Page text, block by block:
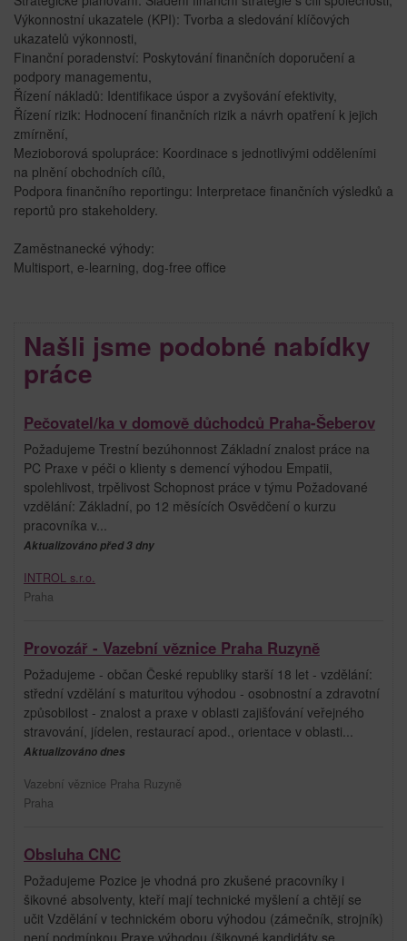
Výkonnostní ukazatele (KPI): Tvorba a sledování klíčových
ukazatelů výkonnosti,
Finanční poradenství: Poskytování finančních doporučení a
podpory managementu,
Řízení nákladů: Identifikace úspor a zvyšování efektivity,
Řízení rizik: Hodnocení finančních rizik a návrh opatření k jejich
zmírnění,
Mezioborová spolupráce: Koordinace s jednotlivými odděleními
na plnění obchodních cílů,
Podpora finančního reportingu: Interpretace finančních výsledků a
reportů pro stakeholdery.
Zaměstnanecké výhody:
Multisport, e-learning, dog-free office
Našli jsme podobné nabídky
práce
Pečovatel/ka v domově důchodců Praha-Šeberov
Požadujeme Trestní bezúhonnost Základní znalost práce na
PC Praxe v péči o klienty s demencí výhodou Empatii,
spolehlivost, trpělivost Schopnost práce v týmu Požadované
vzdělání: Základní, po 12 měsících Osvědčení o kurzu
pracovníka v...
Aktualizováno před 3 dny
INTROL s.r.o.
Praha
Provozář - Vazební věznice Praha Ruzyně
Požadujeme - občan České republiky starší 18 let - vzdělání:
střední vzdělání s maturitou výhodou - osobnostní a zdravotní
způsobilost - znalost a praxe v oblasti zajišťování veřejného
stravování, jídelen, restaurací apod., orientace v oblasti...
Aktualizováno dnes
Vazební věznice Praha Ruzyně
Praha
Obsluha CNC
Požadujeme Pozice je vhodná pro zkušené pracovníky i
šikovné absolventy, kteří mají technické myšlení a chtějí se
učit Vzdělání v technickém oboru výhodou (zámečník, strojník)
není podmínkou Praxe výhodou (šikovné kandidáty se